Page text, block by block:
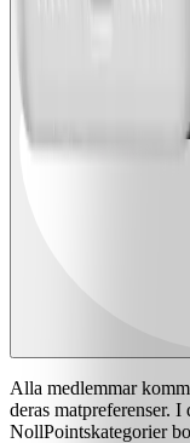
Alla medlemmar
deras matpreferenser. I
NollPointskategorier